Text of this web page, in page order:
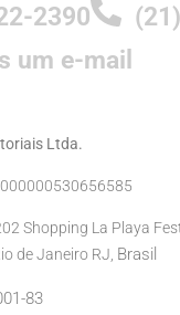
2390
um e-mail
Ltda.
Shopping La Playa
de Janeiro RJ, Brasil
83